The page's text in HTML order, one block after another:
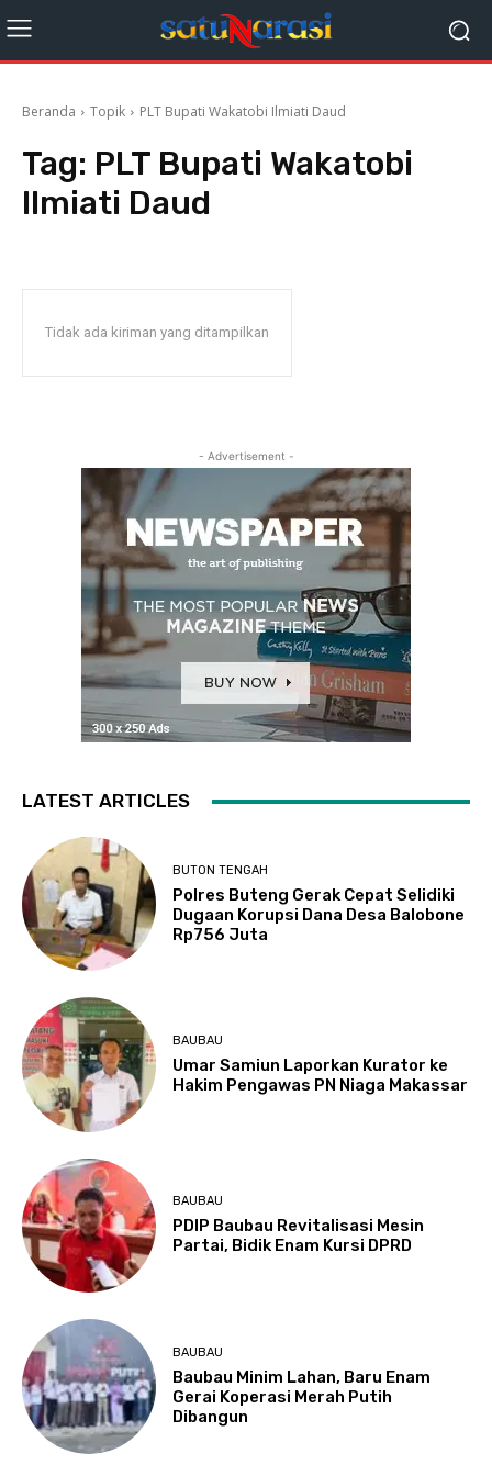
Beranda Topik PLT Bupati Wakatobi Ilmiati Daud
Tag: PLT Bupati Wakatobi
Ilmiati Daud
Tidak ada kiriman yang ditampilkan
- Advertisement -
LATEST ARTICLES
BUTON TENGAH
Polres Buteng Gerak Cepat Selidiki
Dugaan Korupsi Dana Desa Balobone
Rp756 Juta
BAUBAU
Umar Samiun Laporkan Kurator ke
Hakim Pengawas PN Niaga Makassar
BAUBAU
PDIP Baubau Revitalisasi Mesin
Partai, Bidik Enam Kursi DPRD
BAUBAU
Baubau Minim Lahan, Baru Enam
Gerai Koperasi Merah Putih
Dibangun